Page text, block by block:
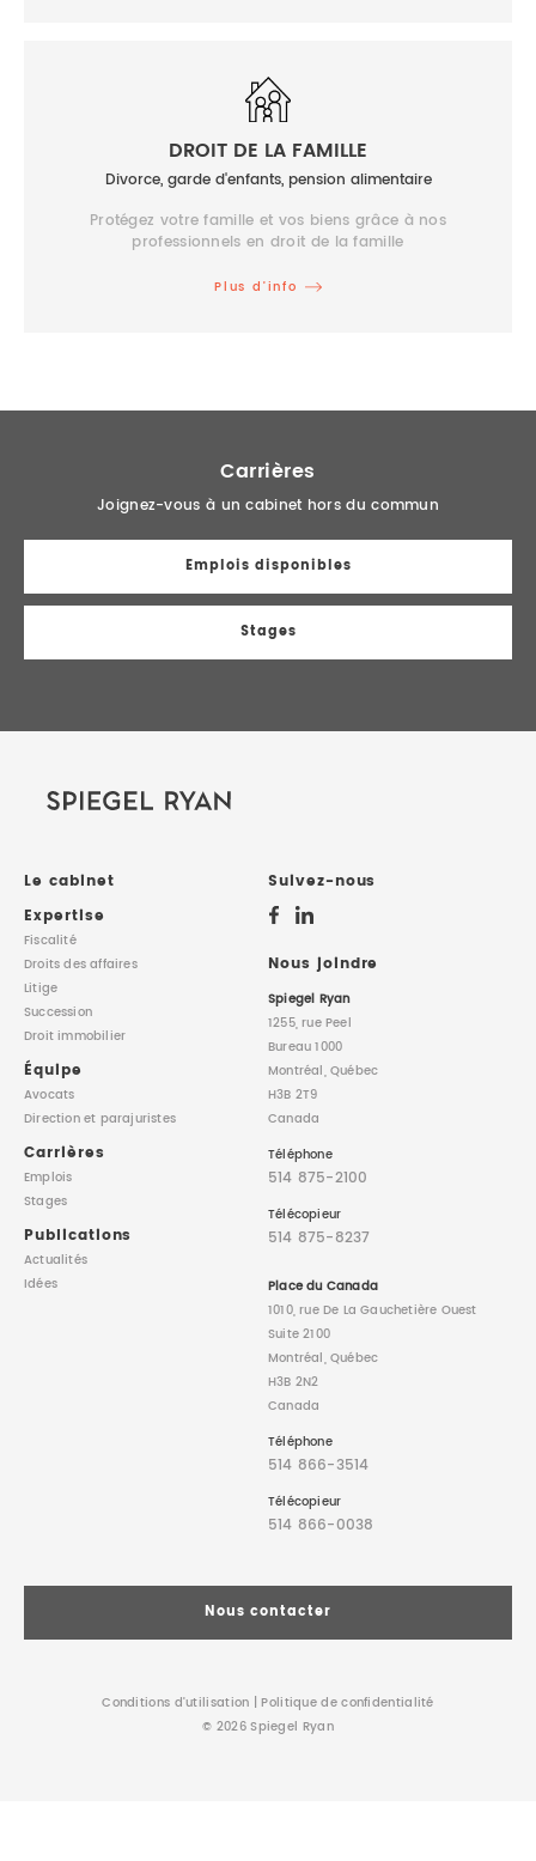
DROIT DE LA FAMILLE
Divorce, garde d'enfants, pension alimentaire
Protégez votre famille et vos biens grâce à nos
professionnels en droit de la famille
Plus d’info
Carrières
Joignez-vous à un cabinet hors du commun
Emplois disponibles
Stages
Le cabinet
Expertise
Fiscalité
Droits des affaires
Litige
Succession
Droit immobilier
Équipe
Avocats
Directionet parajuristes
Carrières
Emplois
Stages
Publications
Actualités
Idées
Suivez-nous
Nous joindre
Spiegel Ryan
1255, rue Peel
Bureau 1000
Montréal, Québec
H3B 2T9
Canada
Téléphone
514 875-2100
Télécopieur
514 875-8237
Place du Canada
1010, rue De La Gauchetière Ouest
Suite 2100
Montréal, Québec
H3B 2N2
Canada
Téléphone
514 866-3514
Télécopieur
514 866-0038
Nous contacter
Conditions d’utilisation |Politique de confidentialité
© 2026 Spiegel Ryan